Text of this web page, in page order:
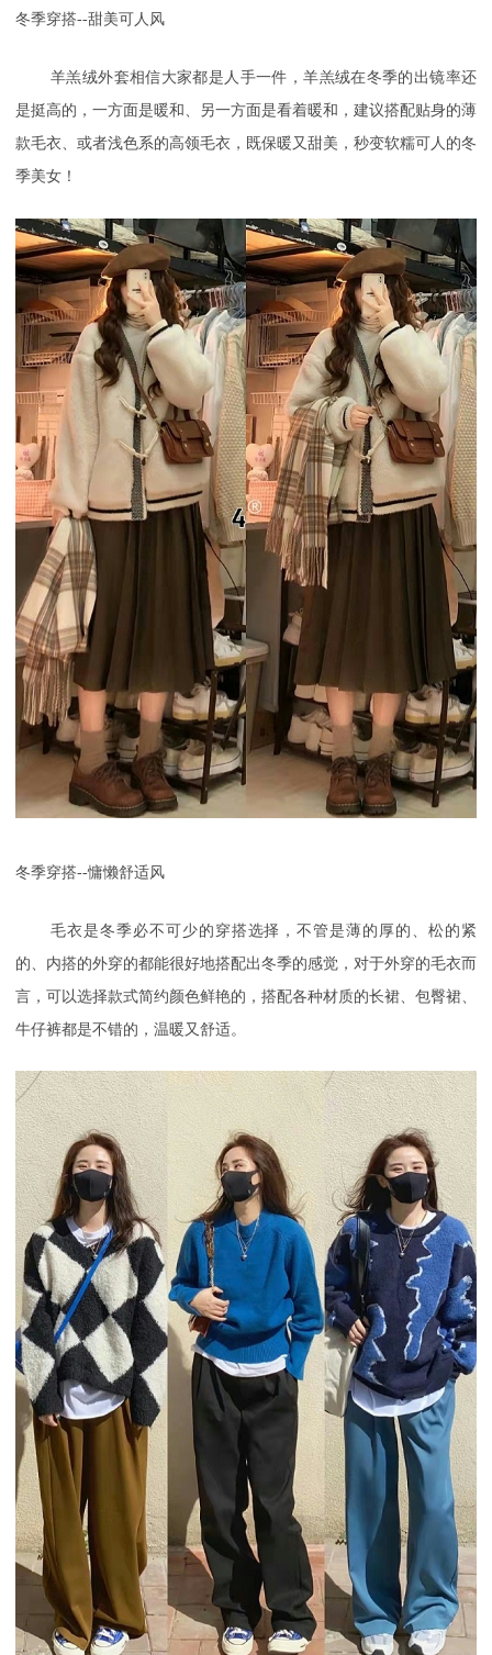
冬季穿搭--甜美可人风
羊羔绒外套相信大家都是人手一件，羊羔绒在冬季的出镜率还
是挺高的，一方面是暖和、另一方面是看着暖和，建议搭配贴身的薄
款毛衣、或者浅色系的高领毛衣，既保暖又甜美，秒变软糯可人的冬
季美女！
冬季穿搭--慵懒舒适风
毛衣是冬季必不可少的穿搭选择，不管是薄的厚的、松的紧
的、内搭的外穿的都能很好地搭配出冬季的感觉，对于外穿的毛衣而
言，可以选择款式简约颜色鲜艳的，搭配各种材质的长裙、包臀裙、
牛仔裤都是不错的，温暖又舒适。